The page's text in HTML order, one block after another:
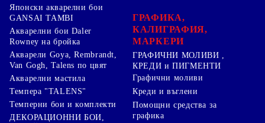
Японски акварелни бои
GANSAI TAMBI
Акварелни бои Daler
Rowney на бройка
Акварели Goya, Rembrandt,
Van Gogh, Talens по цвят
Акварелни мастила
Темпера "TALENS"
Темперни бои и комплекти
ДЕКОРАЦИОННИ БОИ,
ГРАФИКА,
КАЛИГРАФИЯ,
МАРКЕРИ
ГРАФИЧНИ МОЛИВИ ,
КРЕДИ и ПИГМЕНТИ
Графични моливи
Креди и въглени
Помощни средства за
графика